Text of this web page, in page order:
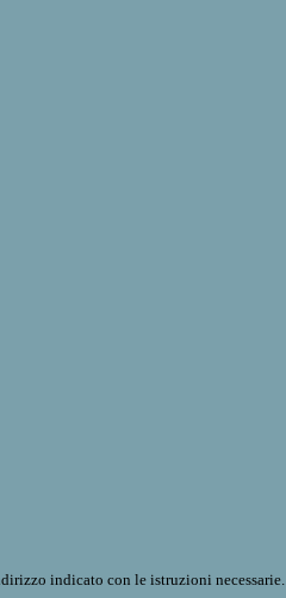
indicato con le istruzioni necessarie.